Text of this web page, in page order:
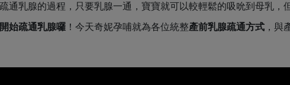
通乳腺的過程，只要乳腺一通，寶寶就可以較輕鬆的吸吮到母乳，
始疏通乳腺囉 ！今天奇妮孕哺就為各位統整產前乳腺疏通方式 ，與